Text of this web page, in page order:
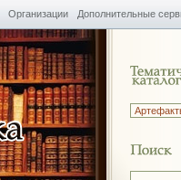
Организации Дополнительные